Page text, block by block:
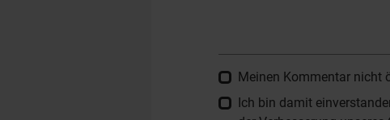
Meinen Kommentar nicht
Ich bin damit